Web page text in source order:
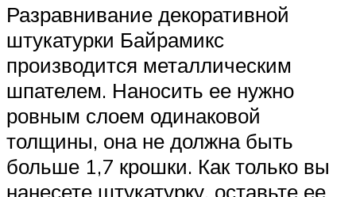
Разравнивание декоративной
штукатурки Байрамикс
производится металлическим
шпателем. Наносить ее нужно
ровным слоем одинаковой
толщины, она не должна быть
больше 1,7 крошки. Как только вы
нанесете штукатурку, оставьте ее